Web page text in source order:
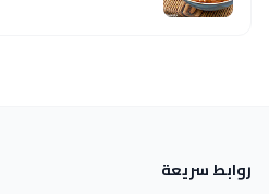
روابط سريعة